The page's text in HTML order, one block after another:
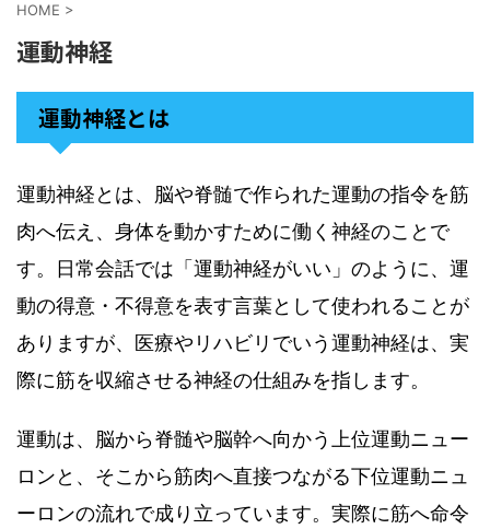
HOME >
運動神経
運動神経とは
運動神経とは、脳や脊髄で作られた運動の指令を筋
肉へ伝え、身体を動かすために働く神経のことで
す。日常会話では「運動神経がいい」のように、運
動の得意・不得意を表す言葉として使われることが
ありますが、医療やリハビリでいう運動神経は、実
際に筋を収縮させる神経の仕組みを指します。
運動は、脳から脊髄や脳幹へ向かう上位運動ニュー
ロンと、そこから筋肉へ直接つながる下位運動ニュ
ーロンの流れで成り立っています。実際に筋へ命令